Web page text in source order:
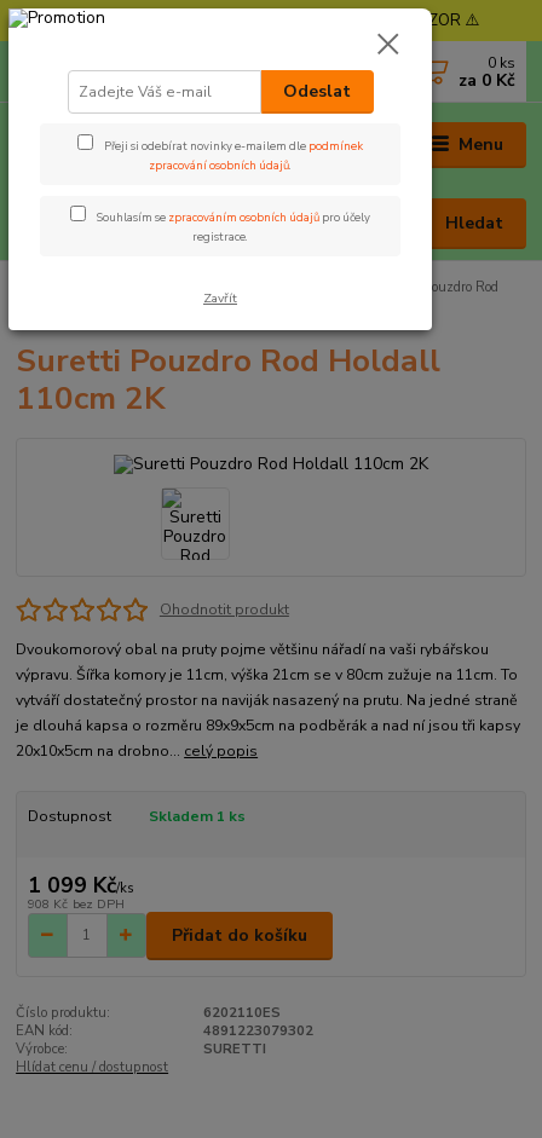
⚠️ POZOR - Objednávky expedujeme od 11. 8. - POZOR ⚠️
Menu
Hledat
0 ks
za 0 Kč
Suretti Pouzdro Rod
Suretti Pouzdro Rod Holdall
110cm 2K
Ohodnotit produkt
Dvoukomorový obal na pruty pojme většinu nářadí na vaši rybářskou
výpravu. Šířka komory je 11cm, výška 21cm se v 80cm zužuje na 11cm. To
vytváří dostatečný prostor na naviják nasazený na prutu. Na jedné straně
je dlouhá kapsa o rozměru 89x9x5cm na podběrák a nad ní jsou tři kapsy
20x10x5cm na drobno... celý popis
Dostupnost Skladem 1 ks
1 099 Kč/ks
908 Kč bez DPH
Přidat do košíku
Číslo produktu:
6202110ES
EAN kód:
4891223079302
Výrobce:
SURETTI
Hlídat cenu / dostupnost
Odeslat
Přeji si odebírat novinky e-mailem dle podmínek
zpracování osobních údajů.
Souhlasím se zpracováním osobních údajů pro účely
registrace.
Zavřít